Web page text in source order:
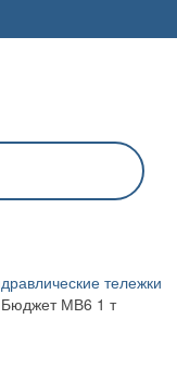
тележки
МВ6 1 т